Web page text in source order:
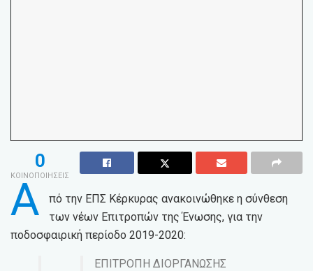
0
ΚΟΙΝΟΠΟΙΗΣΕΙΣ
Α
πό την ΕΠΣ Κέρκυρας ανακοινώθηκε η σύνθεση
των νέων Επιτροπών της Ένωσης, για την
ποδοσφαιρική περίοδο 2019-2020:
ΕΠΙΤΡΟΠΗ ΔΙΟΡΓΑΝΩΣΗΣ